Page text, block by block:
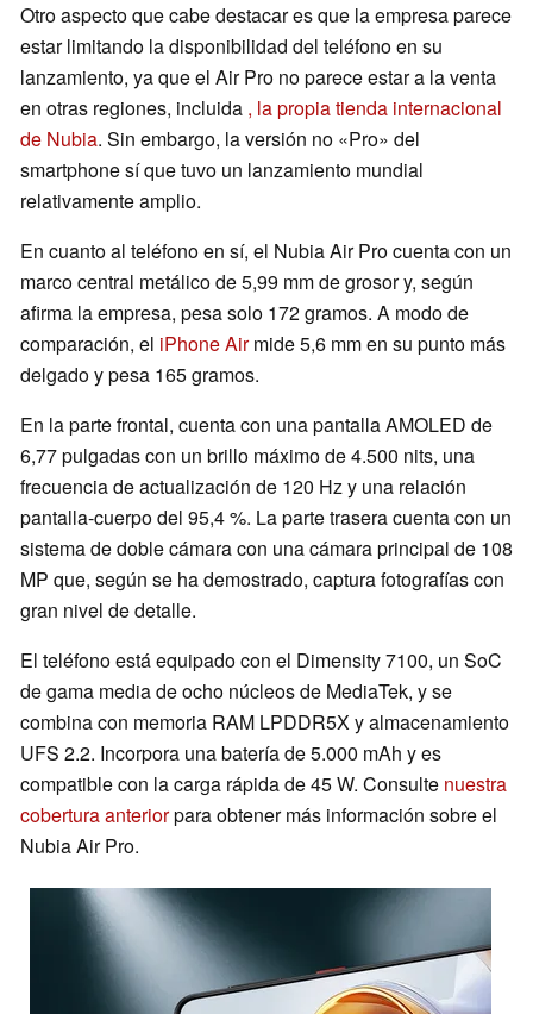
Otro aspecto que cabe destacar es que la empresa parece
estar limitando la disponibilidad del teléfono en su
lanzamiento, ya que el Air Pro no parece estar a la venta
en otras regiones, incluida , la propia tienda internacional
de Nubia. Sin embargo, la versión no «Pro» del
smartphone sí que tuvo un lanzamiento mundial
relativamente amplio.
En cuanto al teléfono en sí, el Nubia Air Pro cuenta con un
marco central metálico de 5,99 mm de grosor y, según
afirma la empresa, pesa solo 172 gramos. A modo de
comparación, el iPhone Airmide 5,6 mm en su punto más
delgado y pesa 165 gramos.
En la parte frontal, cuenta con una pantalla AMOLED de
6,77 pulgadas con un brillo máximo de 4.500 nits, una
frecuencia de actualización de 120 Hz y una relación
pantalla-cuerpo del 95,4 %. La parte trasera cuenta con un
sistema de doble cámara con una cámara principal de 108
MP que, según se ha demostrado, captura fotografías con
gran nivel de detalle.
El teléfono está equipado con el Dimensity 7100, un SoC
de gama media de ocho núcleos de MediaTek, y se
combina con memoria RAM LPDDR5X y almacenamiento
UFS 2.2. Incorpora una batería de 5.000 mAh y es
compatible con la carga rápida de 45 W. Consulte nuestra
cobertura anteriorpara obtener más información sobre el
Nubia Air Pro.